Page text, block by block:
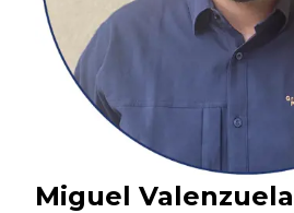
Miguel Valenzuela